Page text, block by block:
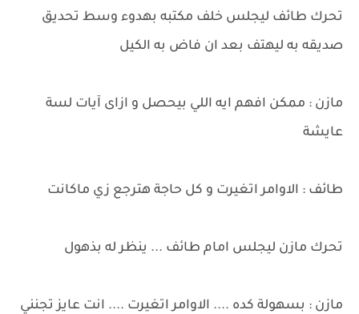
تحرك طائف ليجلس خلف مكتبه بهدوء وسط تحديق
صديقه به ليهتف بعد ان فاض به الكيل
مازن : ممكن افهم ايه اللي بيحصل و ازاى آيات لسة
عايشة
طائف : الاوامر اتغيرت و كل حاجة هترجع زي ماكانت
تحرك مازن ليجلس امام طائف ... ينظر له بذهول
مازن : بسهولة كده .... الاوامر اتغيرت .... انت عايز تجنني